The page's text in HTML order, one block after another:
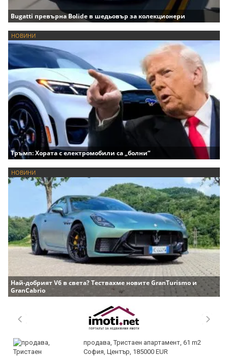
Bugatti превърна Bolide в шедьовър за колекционери
НОВИНИ
Тръмп: Хората с електромобили са „болни“
НОВИНИ
Най-добрият V6 в света? Тествахме новите GranTurismo и
GranCabrio
продава, Тристаен апартамент, 61 m2
София, Център, 185000 EUR